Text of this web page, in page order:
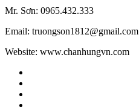
Mr. Sơn: 0965.432.333
Email: truongson1812@gmail.com
Website: www.chanhungvn.com